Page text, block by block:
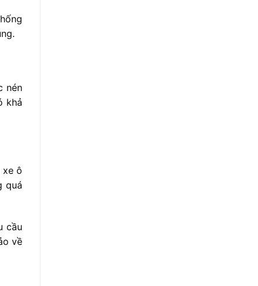
nén
khả
xe ô
quá
cầu
về